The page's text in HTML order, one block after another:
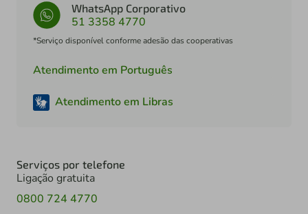
WhatsApp Corporativo
51 3358 4770
*Serviço disponível conforme adesão das cooperativas
Atendimento em Português
Atendimento em Libras
Serviços por telefone
Ligação gratuita
0800 724 4770